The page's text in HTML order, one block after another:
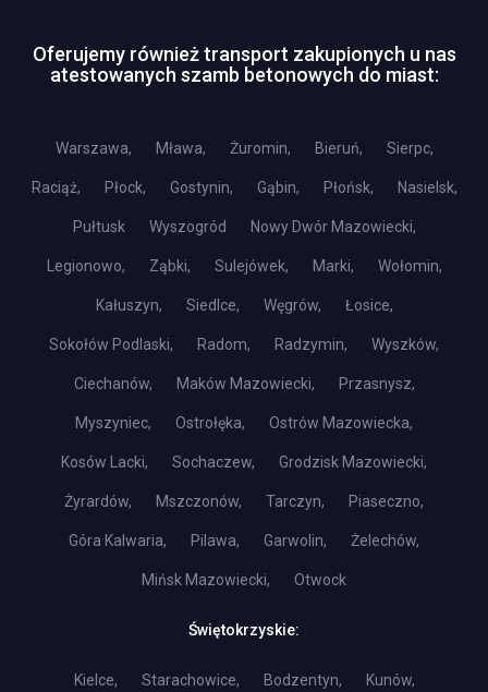
Oferujemy również transport zakupionych u nas
atestowanych szamb betonowych do miast:
Warszawa, Mława, Żuromin, Bieruń, Sierpc,
Raciąż, Płock, Gostynin, Gąbin, Płońsk, Nasielsk,
Pułtusk Wyszogród Nowy Dwór Mazowiecki,
Legionowo, Ząbki, Sulejówek, Marki, Wołomin,
Kałuszyn, Siedlce, Węgrów, Łosice,
Sokołów Podlaski, Radom, Radzymin, Wyszków,
Ciechanów, Maków Mazowiecki, Przasnysz,
Myszyniec, Ostrołęka, Ostrów Mazowiecka,
Kosów Lacki, Sochaczew, Grodzisk Mazowiecki,
Żyrardów, Mszczonów, Tarczyn, Piaseczno,
Góra Kalwaria, Pilawa, Garwolin, Żelechów,
Mińsk Mazowiecki, Otwock
Świętokrzyskie:
Kielce, Starachowice, Bodzentyn, Kunów,